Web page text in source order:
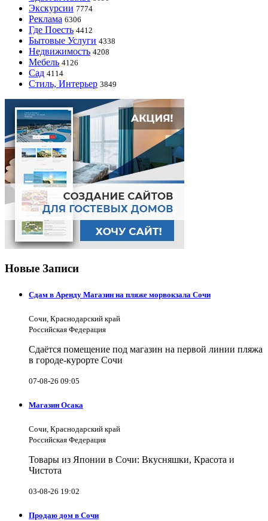
Экскурсии 7774
Реклама 6306
Где Поесть 4412
Бытовые Услуги 4338
Недвижимость 4208
Мебель 4126
Сад 4114
Стиль, Интерьер 3849
Новые Записи
Сдам в Аренду Магазин на пляже морвокзала Сочи
Сочи, Краснодарский край
Российская Федерация
Сдаётся помещение под магазин на первой линии пляжа
в городе-курорте Сочи
07-08-26 09:05
Магазин Осака
Сочи, Краснодарский край
Российская Федерация
Товары из Японии в Сочи: Вкусняшки, Красота и
Чистота
03-08-26 19:02
Продаю дом в Сочи